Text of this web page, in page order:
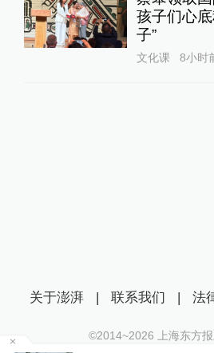
孩子们心
子”
文化课 8小时
关于澎湃 | 联系我们 | 法
©2014~2026 上海东方